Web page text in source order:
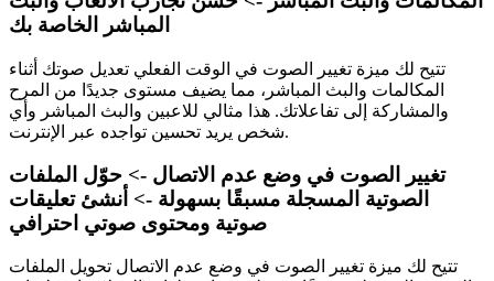
المباشر الخاصة بك
تتيح لك ميزة تغيير الصوت في الوقت الفعلي تعديل صوتك أثناء
المكالمات والبث المباشر، مما يضيف مستوى جديدًا من المرح
والمشاركة إلى تفاعلاتك. هذا مثالي للاعبين والبث المباشر وأي
شخص يريد تحسين تواجده عبر الإنترنت.
تغيير الصوت في وضع عدم الاتصال -> حوّل الملفات
الصوتية المسجلة مسبقًا بسهولة -> أنشئ تعليقات
صوتية ومحتوى صوتي احترافي
تتيح لك ميزة تغيير الصوت في وضع عدم الاتصال تحويل الملفات